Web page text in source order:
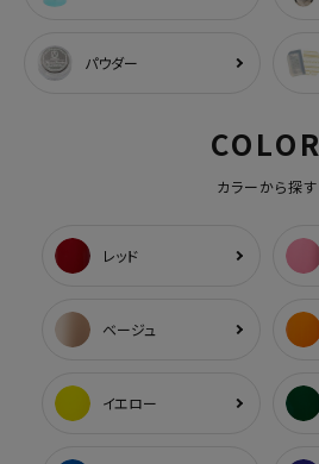
パウダー
COLOR
カラーから探す
レッド
ベージュ
イエロー